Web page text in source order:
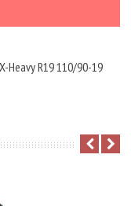
Heavy R19 110/90-19